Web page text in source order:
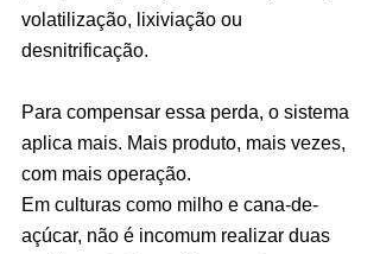
volatilização, lixiviação ou
desnitrificação.
Para compensar essa perda, o sistema
aplica mais. Mais produto, mais vezes,
com mais operação.
Em culturas como milho e cana-de-
açúcar, não é incomum realizar duas